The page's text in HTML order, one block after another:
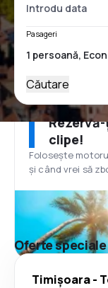
Pasageri
Căutare
clipe!
Folosește
și când vrei să
Oferte
Timișoara-